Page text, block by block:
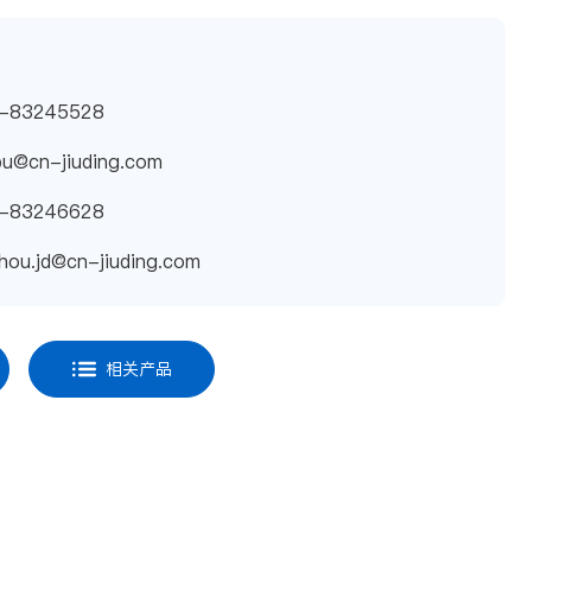
83245528
jiuding.com
83246628
jiuding.com
相关产品